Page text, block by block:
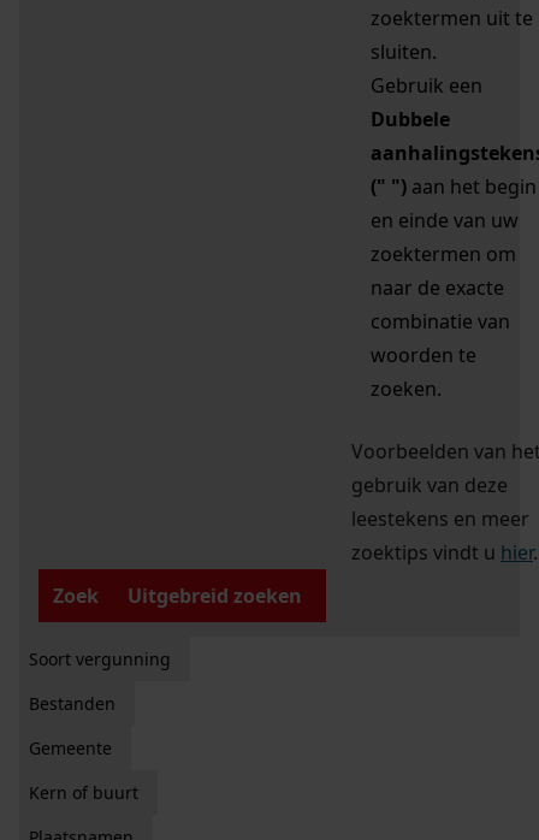
zoektermen uit te
sluiten.
Gebruik een
Dubbele
(" ") aan het begin
en einde van uw
zoektermen om
naar de exacte
combinatie van
woorden te
zoeken.
Voorbeelden van
gebruik van deze
leestekens en meer
zoektips vindt u hier.
Zoek
Uitgebreid zoeken
Soort vergunning
Bestanden
Gemeente
Kern of buurt